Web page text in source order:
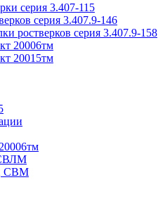
серия 3.407-115
серия 3.407.9-146
ростверков серия 3.407.9-158
20006тм
20015тм
СВМ